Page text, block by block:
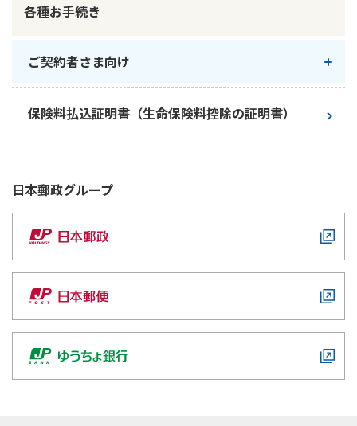
各種お手続き
ご契約者さま向け
お手続き一覧
保険料払込証明書（生命保険料控除の証明書）
日本郵政グループ